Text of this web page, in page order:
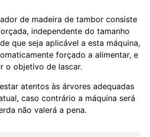
de madeira de tambor consiste
independente do tamanho
que seja aplicável a esta máquina,
forçado a alimentar, e
o objetivo de lascar.
atentos às árvores adequadas
caso contrário a máquina será
não valerá a pena.